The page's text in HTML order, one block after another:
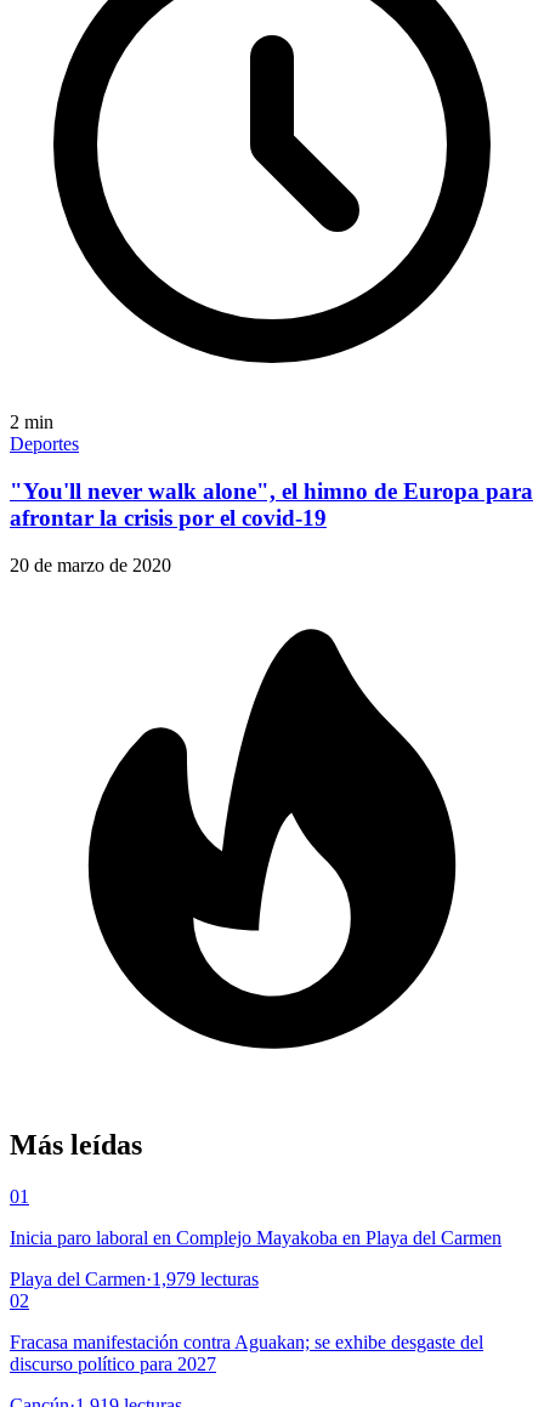
2 min
Deportes
"You'll never walk alone", el himno de Europa para
afrontar la crisis por el covid-19
20 de marzo de 2020
Más leídas
01
Inicia paro laboral en Complejo Mayakoba en Playa del Carmen
Playa del Carmen·1,979 lecturas
02
Fracasa manifestación contra Aguakan; se exhibe desgaste del
discurso político para 2027